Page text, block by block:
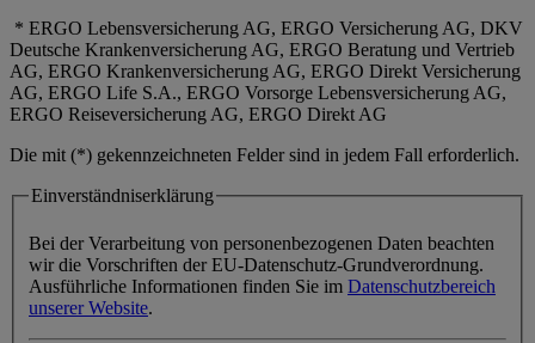
* ERGO Lebensversicherung AG, ERGO Versicherung AG, DKV
Deutsche Krankenversicherung AG, ERGO Beratung und Vertrieb
AG, ERGO Krankenversicherung AG, ERGO Direkt Versicherung
AG, ERGO Life S.A., ERGO Vorsorge Lebensversicherung AG,
ERGO Reiseversicherung AG, ERGO Direkt AG
Die mit (*) gekennzeichneten Felder sind in jedem Fall erforderlich.
Einverständniserklärung
Bei der Verarbeitung von personenbezogenen Daten beachten
wir die Vorschriften der EU-Datenschutz-Grundverordnung.
Ausführliche Informationen finden Sie im Datenschutzbereich
unserer Website.